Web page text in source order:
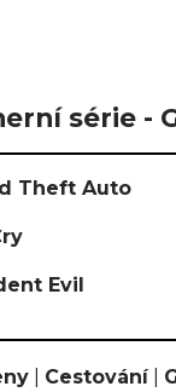
série -
Theft Auto
Evil
Cestování|